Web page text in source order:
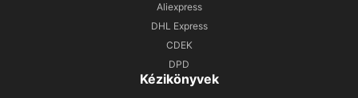
Aliexpress
DHL Express
CDEK
DPD
Kézikönyvek